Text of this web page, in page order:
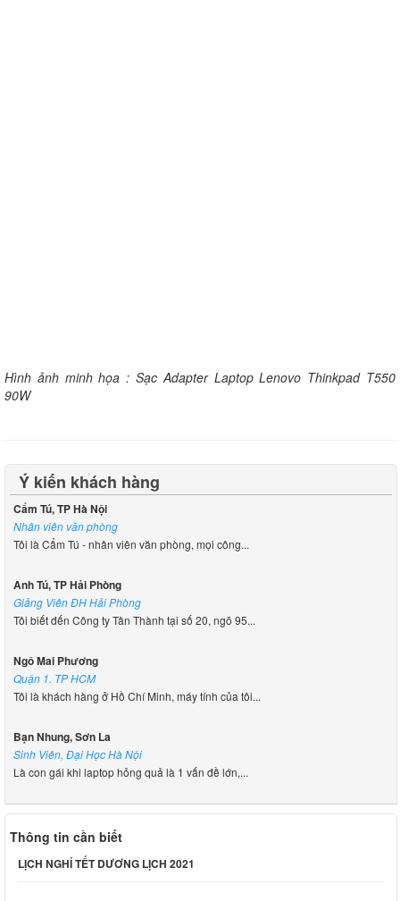
Hình ảnh minh họa : Sạc Adapter Laptop Lenovo Thinkpad T550
90W
Ý kiến khách hàng
Cẩm Tú, TP Hà Nội
Nhân viên văn phòng
Tôi là Cẩm Tú - nhân viên văn phòng, mọi công...
Anh Tú, TP Hải Phòng
Giảng Viên ĐH Hải Phòng
Tôi biết đến Công ty Tân Thành tại số 20, ngõ 95...
Ngô Mai Phương
Quận 1. TP HCM
Tôi là khách hàng ở Hồ Chí Minh, máy tính của tôi...
Bạn Nhung, Sơn La
Sinh Viên, Đại Học Hà Nội
Là con gái khi laptop hỏng quả là 1 vấn đề lớn,...
Thông tin cần biết
LỊCH NGHỈ TẾT DƯƠNG LỊCH 2021